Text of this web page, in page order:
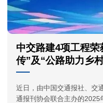
中交路建4项工程
传”及“公路助力乡
近日，由中国交通报社、交
通报刊协会联合主办的2025